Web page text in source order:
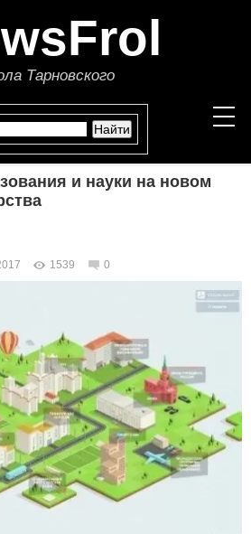
Тарновского
НОВОСТИ
ПОЛИТИКА
В МИРЕ
ОБЩЕСТВО
КУЛЬТУРА
НАУКА
и науки на новом
1539 0